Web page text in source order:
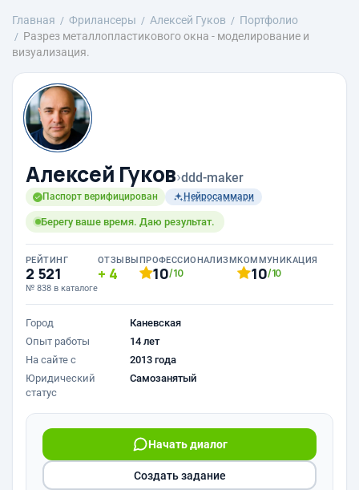
Главная Фрилансеры Алексей Гуков
Портфолио
Разрез металлопластикового окна - моделирование и
визуализация.
Алексей Гуков›ddd-maker
Паспорт верифицирован Нейросаммари
Берегу ваше время. Даю результат.
РЕЙТИНГ
2 521
№ 838 в каталоге
ОТЗЫВЫ
4
ПРОФЕССИОНАЛИЗМ
10/10
КОММУНИКАЦИЯ
10/10
Город
Каневская
Опыт работы
14 лет
На сайте с
2013 года
Юридический
статус
Самозанятый
Начать диалог
Создать задание